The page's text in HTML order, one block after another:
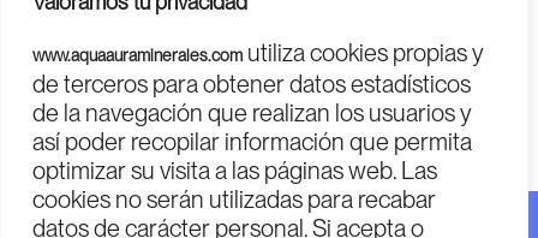
www.aquaauraminerales.com utiliza cookies propias y
de terceros para obtener datos estadísticos
de la navegación que realizan los usuarios y
así poder recopilar información que permita
optimizar su visita a las páginas web. Las
cookies no serán utilizadas para recabar
datos de carácter personal. Si acepta o
t
g
r
a
m
e
o
o
k
-
f
b
r
PROGRAMA KIT DIGITAL COFINANCIADO POR LOS FONDOS
NEXT GENERATION (EU)
DEL MECANISMO DE RECUPERACIÓN Y RESILENCIA